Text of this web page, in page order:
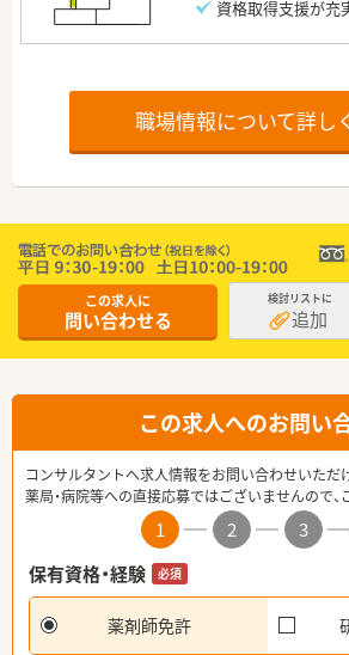
資格取得支援が充
職場情報について詳し
この求人に
問い合わせる
検討リストに
追加
この求人へのお問い
コンサルタントへ求人情報をお問い合わせいただ
薬局・病院等への直接応募ではございませんので、
1 2 3
保有資格・経験
必須
薬剤師免許